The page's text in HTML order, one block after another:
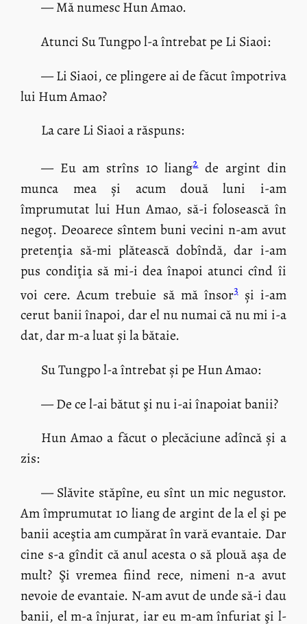
— Mă numesc Hun Amao.
Atunci Su Tungpo l-a întrebat pe Li Siaoi:
— Li Siaoi, ce plingere ai de făcut împotriva
lui Hum Amao?
La care Li Siaoi a răspuns:
— Eu am strîns 10 liang2de argint din
munca mea și acum două luni i-am
împrumutat lui Hun Amao, să-i folosească în
negoț. Deoarece sîntem buni vecini n-am avut
pretenţia să-mi plătească dobîndă, dar i-am
pus condiţia să mi-i dea înapoi atunci cînd îi
voi cere. Acum trebuie să mă însor3și i-am
cerut banii înapoi, dar el nu numai că nu mi i-a
dat, dar m-a luat și la bătaie.
Su Tungpo l-a întrebat și pe Hun Amao:
— De ce l-ai bătut şi nu i-ai înapoiat banii?
Hun Amao a făcut o plecăciune adîncă și a
zis:
— Slăvite stăpîne, eu sînt un mic negustor.
Am împrumutat 10 liang de argint de la el şi pe
banii aceştia am cumpărat în vară evantaie. Dar
cine s-a gîndit că anul acesta o să plouă așa de
mult? Şi vremea fiind rece, nimeni n-a avut
nevoie de evantaie. N-am avut de unde să-i dau
banii, el m-a înjurat, iar eu m-am înfuriat şi l-